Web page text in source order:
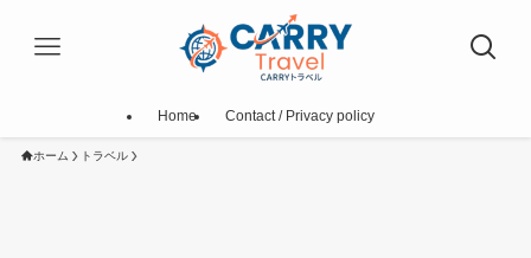
Home Contact / Privacy policy
ホーム トラベル